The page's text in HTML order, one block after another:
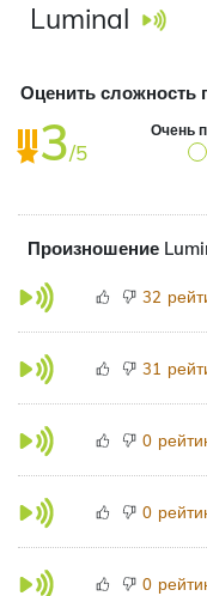
Luminal
Оценить сложность
3/5
Очень
Произношение
32
31
0
0
0